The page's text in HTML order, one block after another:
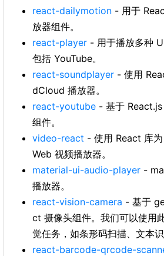
react-dailymotion - 用于
放器组件。
react-player - 用于播放多种
包括 YouTube。
react-soundplayer - 使用
dCloud 播放器。
react-youtube - 基于
组件。
video-react - 使用 React 库
Web 视频播放器。
material-ui-audio-player -
播放器。
react-vision-camera - 基于
ct 摄像头组件。我们可以使用
觉任务，如条形码扫描、文本识
react-barcode-qrcode-